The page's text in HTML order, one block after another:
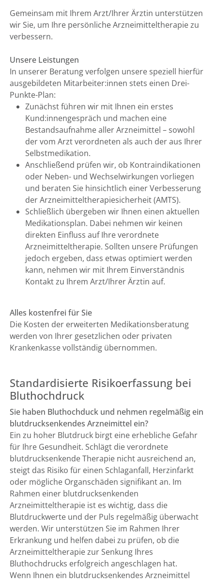
Gemeinsam mit Ihrem Arzt/Ihrer Ärztin unterstützen
wir Sie, um Ihre persönliche Arzneimitteltherapie zu
verbessern.
Unsere Leistungen
In unserer Beratung verfolgen unsere speziell hierfür
ausgebildeten Mitarbeiter:innen stets einen Drei-
Punkte-Plan:
Zunächst führen wir mit Ihnen ein erstes
Kund:innengespräch und machen eine
Bestandsaufnahme aller Arzneimittel – sowohl
der vom Arzt verordneten als auch der aus Ihrer
Selbstmedikation.
Anschließend prüfen wir, ob Kontraindikationen
oder Neben- und Wechselwirkungen vorliegen
und beraten Sie hinsichtlich einer Verbesserung
der Arzneimitteltherapiesicherheit (AMTS).
Schließlich übergeben wir Ihnen einen aktuellen
Medikationsplan. Dabei nehmen wir keinen
direkten Einfluss auf Ihre verordnete
Arzneimitteltherapie. Sollten unsere Prüfungen
jedoch ergeben, dass etwas optimiert werden
kann, nehmen wir mit Ihrem Einverständnis
Kontakt zu Ihrem Arzt/Ihrer Ärztin auf.
Alles kostenfrei für Sie
Die Kosten der erweiterten Medikationsberatung
werden von Ihrer gesetzlichen oder privaten
Krankenkasse vollständig übernommen.
Standardisierte Risikoerfassung bei
Bluthochdruck
Sie haben Bluthochduck und nehmen regelmäßig ein
blutdrucksenkendes Arzneimittel ein?
Ein zu hoher Blutdruck birgt eine erhebliche Gefahr
für Ihre Gesundheit. Schlägt die verordnete
blutdrucksenkende Therapie nicht ausreichend an,
steigt das Risiko für einen Schlaganfall, Herzinfarkt
oder mögliche Organschäden signifikant an. Im
Rahmen einer blutdrucksenkenden
Arzneimitteltherapie ist es wichtig, dass die
Blutdruckwerte und der Puls regelmäßig überwacht
werden. Wir unterstützen Sie im Rahmen Ihrer
Erkrankung und helfen dabei zu prüfen, ob die
Arzneimitteltherapie zur Senkung Ihres
Bluthochdrucks erfolgreich angeschlagen hat.
Wenn Ihnen ein blutdrucksenkendes Arzneimittel